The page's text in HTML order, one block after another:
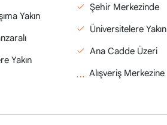
Yakın
Yakın
Şehir Merkezinde
Üniversitelere Yakın
Ana Cadde Üzeri
Alışveriş Merkezine